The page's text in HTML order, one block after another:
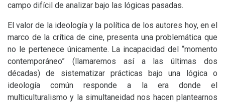
campo difícil de analizar bajo las lógicas pasadas.
El valor de la ideología y la política de los autores hoy, en el
marco de la crítica de cine, presenta una problemática que
no le pertenece únicamente. La incapacidad del “momento
contemporáneo” (llamaremos así a las últimas dos
décadas) de sistematizar prácticas bajo una lógica o
ideología común responde a la era donde el
multiculturalismo y la simultaneidad nos hacen plantearnos